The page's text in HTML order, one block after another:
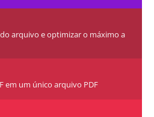
arquivo e optimizar o máximo a
em um único arquivo PDF